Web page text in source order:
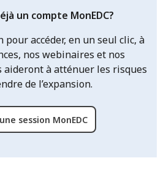
un compte MonEDC?
pour accéder, en un seul clic, à
nos webinaires et nos
aideront à atténuer les risques
de l’expansion.
session MonEDC